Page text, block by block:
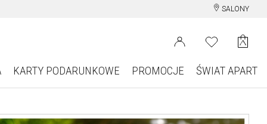
SALONY
KARTY PODARUNKOWE PROMOCJE ŚWIAT APART